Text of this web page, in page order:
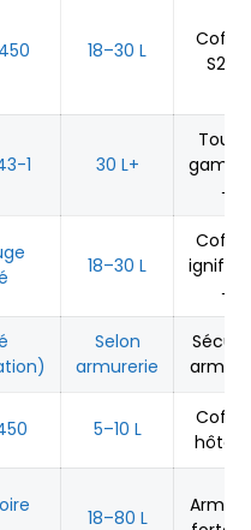
18–30 L
S2 →
1 30 L+
→
18–30 L
→
Selon
armurerie
5–10 L
hôtel
18–80 L